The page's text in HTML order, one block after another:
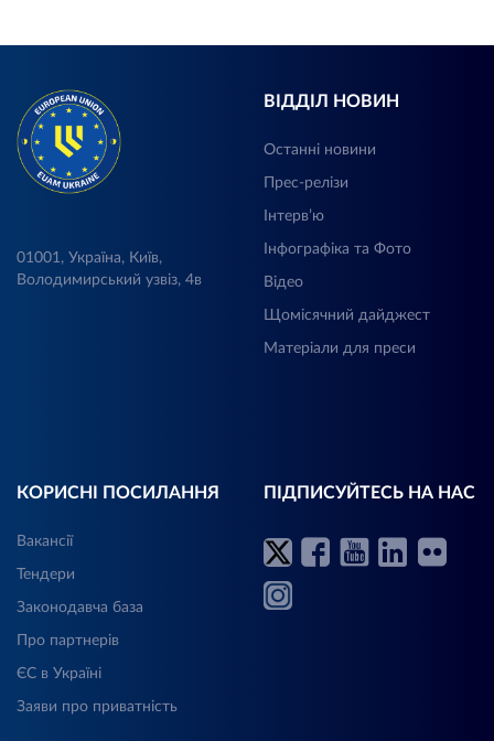
01001, Україна, Київ,
Володимирський узвіз, 4в
ВІДДІЛ НОВИН
Останні новини
Прес-релізи
Інтерв’ю
Інфографіка та Фото
Відео
Щомісячний дайджест
Матеріали для преси
КОРИСНІ ПОСИЛАННЯ
Вакансії
Тендери
Законодавча база
Про партнерів
ЄС в Україні
Заяви про приватність
ПІДПИСУЙТЕСЬ НА НАС